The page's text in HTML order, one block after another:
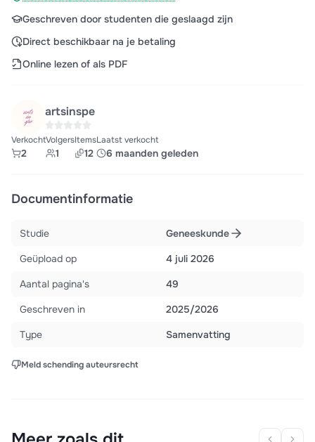
Geschreven door studenten die geslaagd zijn
Direct beschikbaar na je betaling
Online lezen of als PDF
artsinspe
Verkocht
2
Volgers
1
Items
12
Laatst verkocht
6 maanden geleden
Documentinformatie
Studie
Geneeskunde
Geüpload op
4 juli 2026
Aantal pagina's
49
Geschreven in
2025/2026
Type
Samenvatting
Meld schending auteursrecht